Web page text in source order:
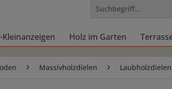
Holz im Garten
Massivholzdielen Laubholzdielen